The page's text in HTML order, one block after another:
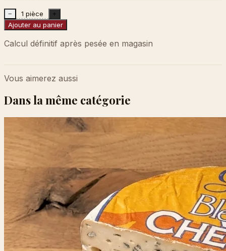
− 1 pièce +
Ajouter au panier
Calcul définitif après pesée en magasin
Vous aimerez aussi
Dans la même catégorie